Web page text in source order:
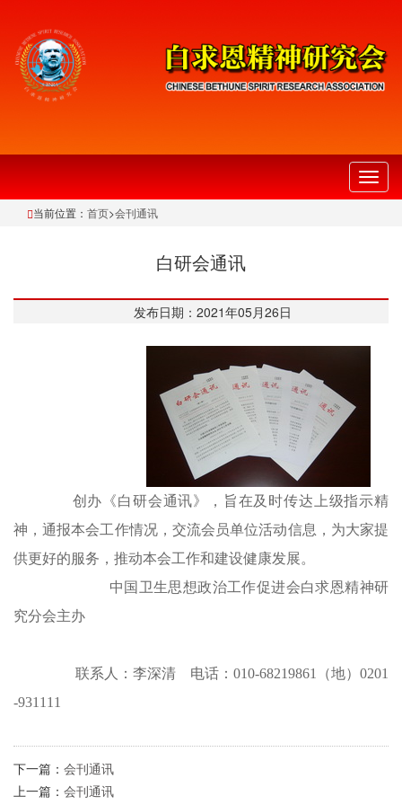
切
换
当前位置： 首页>会刊通讯
白研会通讯
发布日期：2021年05月26日
创办《白研会通讯》，旨在及时传达上级指示精
神，通报本会工作情况，交流会员单位活动信息，为大家提
供更好的服务，推动本会工作和建设健康发展。
中国卫生思想政治工作促进会白求恩精神研
究分会主办
联系人：李深清 电话：010-68219861（地）0201
-931111
下一篇： 会刊通讯
上一篇： 会刊通讯